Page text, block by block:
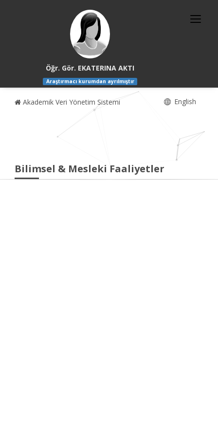
Öğr. Gör. EKATERINA AKTI
Araştırmacı kurumdan ayrılmıştır
Akademik Veri Yönetim Sistemi English
Bilimsel & Mesleki Faaliyetler